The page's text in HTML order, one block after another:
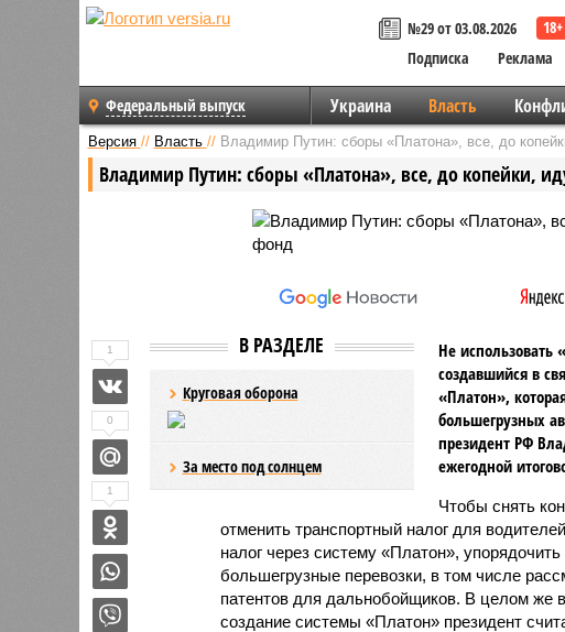
№29 от 03.08.2026
Подписка
Реклама
Федеральный выпуск Украина Власть
Версия // Власть // Владимир Путин: сборы «Платона», все, до
Владимир Путин: сборы «Платона», все, до копейки,
В РАЗДЕЛЕ
Круговая оборона
За место под солнцем
Не использовать
создавшийся в
«Платон»,
большегрузных
президент РФ
ежегодной
Чтобы снять
отменить транспортный налог для
налог через систему «Платон»,
большегрузные перевозки, в том числе
патентов для дальнобойщиков. В целом же
создание системы «Платон» президент
1
0
1